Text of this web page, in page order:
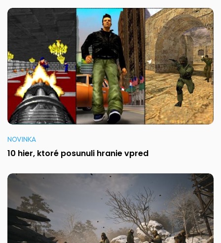
NOVINKA
10 hier, ktoré posunuli hranie vpred